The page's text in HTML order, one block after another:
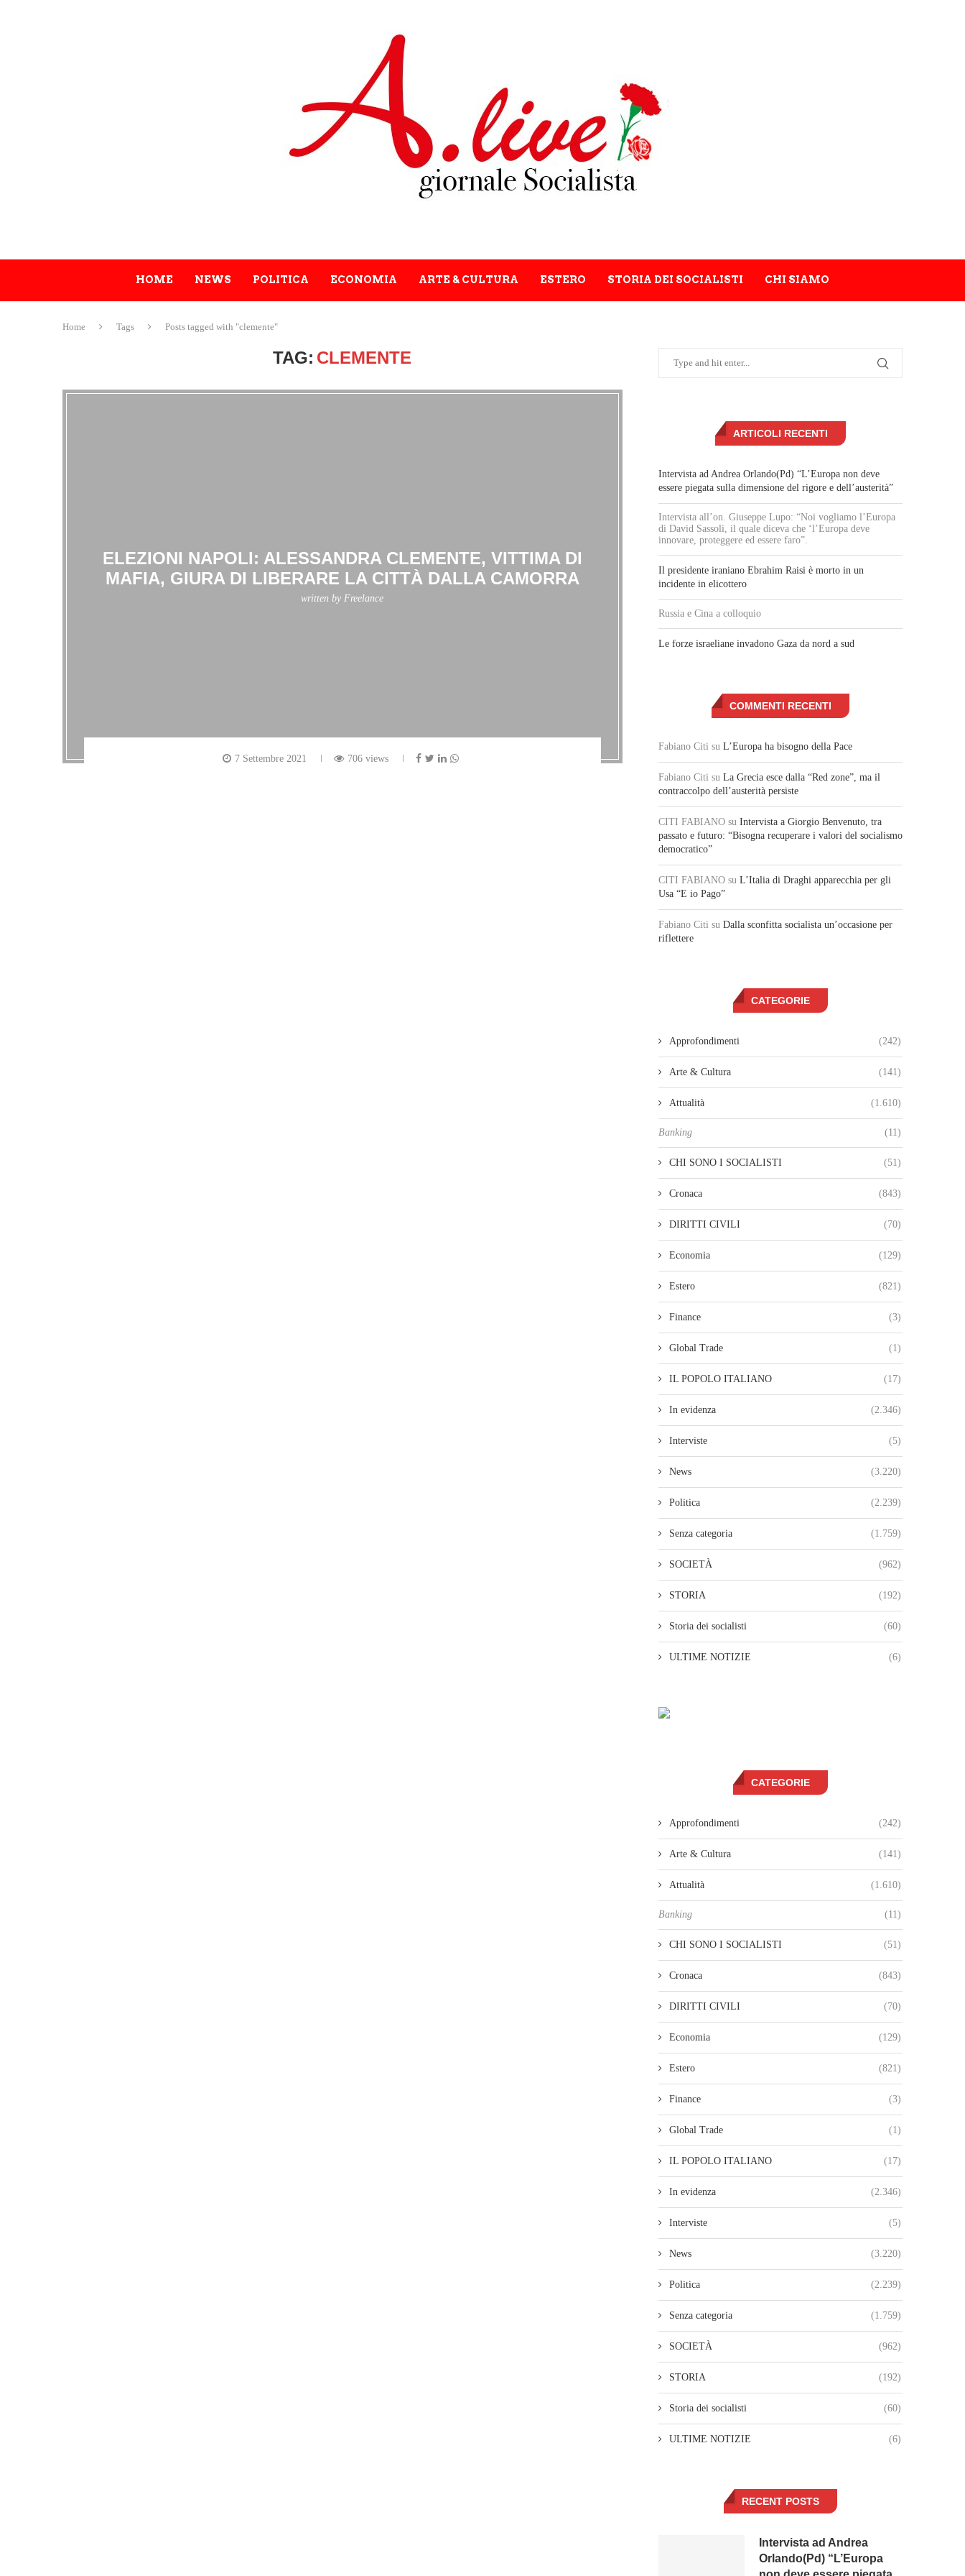
HOME NEWS POLITICA ECONOMIA ARTE & CULTURA ESTERO STORIA DEI SOCIALISTI CHI SIAMO
Home Tags Posts tagged with "clemente"
TAG: CLEMENTE
ELEZIONI NAPOLI: ALESSANDRA CLEMENTE, VITTIMA DI
MAFIA, GIURA DI LIBERARE LA CITTÀ DALLA CAMORRA
written by Freelance
7 Settembre 2021 706 views
ARTICOLI RECENTI
Intervista ad Andrea Orlando(Pd) “L’Europa non deve
essere piegata sulla dimensione del rigore e dell’austerità”
Intervista all’on. Giuseppe Lupo: “Noi vogliamo l’Europa
di David Sassoli, il quale diceva che ‘l’Europa deve
innovare, proteggere ed essere faro”.
Il presidente iraniano Ebrahim Raisi è morto in un
incidente in elicottero
Russia e Cina a colloquio
Le forze israeliane invadono Gaza da nord a sud
COMMENTI RECENTI
Fabiano Citi su L’Europa ha bisogno della Pace
Fabiano Citi su La Grecia esce dalla “Red zone”, ma il
contraccolpo dell’austerità persiste
CITI FABIANO su Intervista a Giorgio Benvenuto, tra
passato e futuro: “Bisogna recuperare i valori del socialismo
democratico”
CITI FABIANO su L’Italia di Draghi apparecchia per gli
Usa “E io Pago”
Fabiano Citi su Dalla sconfitta socialista un’occasione per
riflettere
CATEGORIE
Approfondimenti (242)
Arte & Cultura (141)
Attualità (1.610)
Banking (11)
CHI SONO I SOCIALISTI (51)
Cronaca (843)
DIRITTI CIVILI (70)
Economia (129)
Estero (821)
Finance (3)
Global Trade (1)
IL POPOLO ITALIANO (17)
In evidenza (2.346)
Interviste (5)
News (3.220)
Politica (2.239)
Senza categoria (1.759)
SOCIETÀ (962)
STORIA (192)
Storia dei socialisti (60)
ULTIME NOTIZIE (6)
CATEGORIE
Approfondimenti (242)
Arte & Cultura (141)
Attualità (1.610)
Banking (11)
CHI SONO I SOCIALISTI (51)
Cronaca (843)
DIRITTI CIVILI (70)
Economia (129)
Estero (821)
Finance (3)
Global Trade (1)
IL POPOLO ITALIANO (17)
In evidenza (2.346)
Interviste (5)
News (3.220)
Politica (2.239)
Senza categoria (1.759)
SOCIETÀ (962)
STORIA (192)
Storia dei socialisti (60)
ULTIME NOTIZIE (6)
RECENT POSTS
Intervista ad Andrea
Orlando(Pd) “L’Europa